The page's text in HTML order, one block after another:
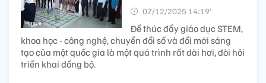
07/12/2025 14:19’
Để thúc đẩy giáo dục STEM,
khoa học - công nghệ, chuyển đổi số và đổi mới sáng
tạo của một quốc gia là một quá trình rất dài hơi, đòi hỏi
triển khai đồng bộ.